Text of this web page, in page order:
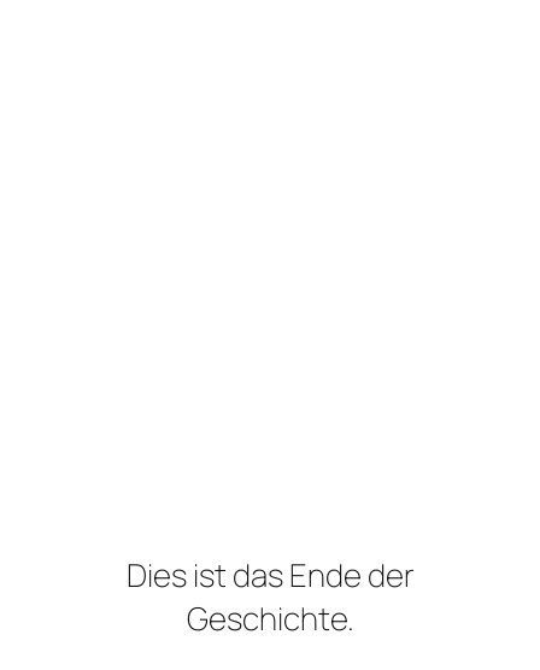
Dies ist das Ende der
Geschichte.